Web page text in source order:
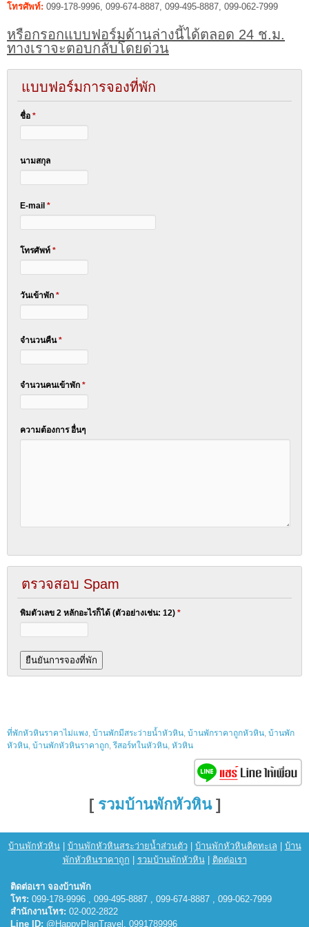
โทรศัพท์: 099-178-9996, 099-674-8887, 099-495-8887, 099-062-7999
หรือกรอกแบบฟอร์มด้านล่างนี้ได้ตลอด 24 ช.ม.
ทางเราจะตอบกลับโดยด่วน
แบบฟอร์มการจองที่พัก
ชื่อ *
นามสกุล
E-mail *
โทรศัพท์ *
วันเข้าพัก *
จำนวนคืน*
จำนวนคนเข้าพัก *
ความต้องการ อื่นๆ
ตรวจสอบ Spam
พิมตัวเลข 2 หลักอะไรก็ได้ (ตัวอย่างเช่น: 12) *
ที่พักหัวหินราคาไม่แพง, บ้านพักมีสระว่ายน้ำหัวหิน, บ้านพักราคาถูกหัวหิน, บ้านพัก
หัวหิน, บ้านพักหัวหินราคาถูก,รีสอร์ทในหัวหิน, หัวหิน
[ รวมบ้านพักหัวหิน]
บ้านพักหัวหิน| บ้านพักหัวหินสระว่ายน้ำส่วนตัว| บ้านพักหัวหินติดทะเล
บ้าน
พักหัวหินราคาถูก
รวมบ้านพักหัวหิน| ติดต่อเรา
ติดต่อเรา จองบ้านพัก
โทร: 099-178-9996 , 099-495-8887 , 099-674-8887 , 099-062-7999
สำนักงานโทร: 02-002-2822
Line ID: @HappyPlanTravel, 0991789996